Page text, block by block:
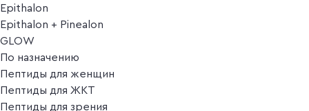
Epithalon
Epithalon + Pinealon
GLOW
По назначению
Пептиды для женщин
Пептиды для ЖКТ
Пептиды для зрения